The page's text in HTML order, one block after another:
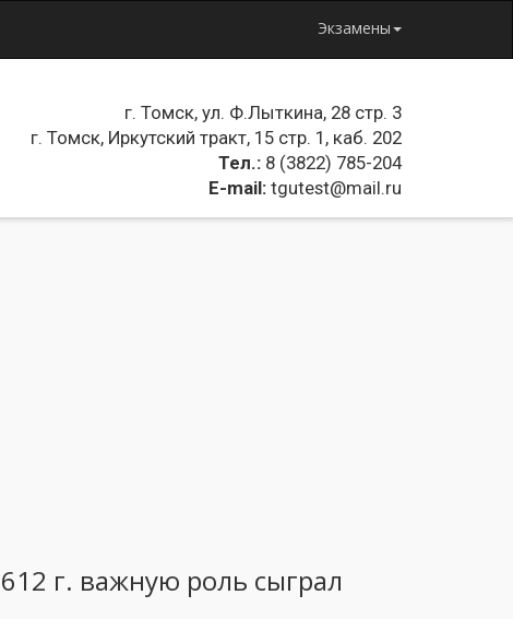
Экзамены
г. Томск, ул. Ф.Лыткина, 28 стр. 3
г. Томск, Иркутский тракт, 15 стр. 1, каб. 202
Тел.: 8 (3822) 785-204
E-mail: tgutest@mail.ru
г. важную роль сыграл